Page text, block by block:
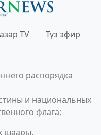
TV Түз эфир
распорядка
и национальных
флага;
шаары,